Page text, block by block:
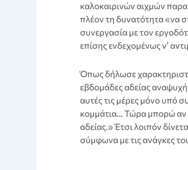
καλοκαιρινών αιχμών
πλέον τη δυνατότητα «να
συνεργασία με τον
επίσης ενδεχομένως ν’
Όπως δήλωσε
εβδομάδες αδείας
αυτές τις μέρες μόνο υπό
κομμάτια… Τώρα μπορώ αν
αδείας.» Έτσι λοιπόν
σύμφωνα με τις ανάγκες